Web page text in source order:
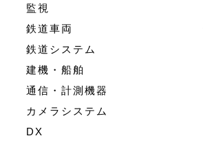
監視
鉄道車両
鉄道システム
建機・船舶
通信・計測機器
カメラシステム
DX